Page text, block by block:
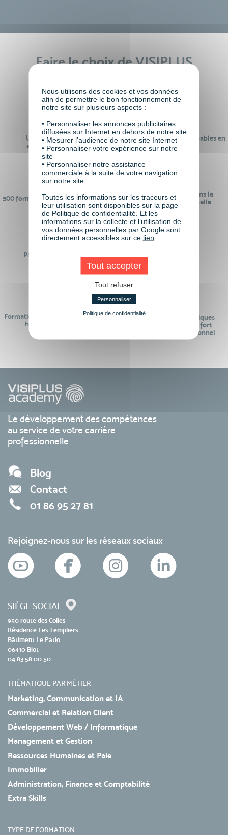
Faire le choix de VISIPLUS
Un réseau de 22 000
anciens participants
100% des formations réalisables en
digital learning
500 formations pour se préparer au
monde de demain
24 ans d'expérience dans la
formation professionnelle
Plus de 50 formations
Des intervenants
Formations réalisables pendant ou
hors temps de travail
Des contenus pédagogiques
« de pointe » et en lien fort
avec le monde professionnel
Le développement des compétences
au service de votre carrière
professionnelle
Blog
Contact
01 86 95 27 81
Rejoignez-nous sur les réseaux sociaux
SIÈGE SOCIAL
950 route des Colles
Résidence Les Templiers
Bâtiment Le Patio
06410 Biot
04 83 58 00 50
THÉMATIQUE PAR MÉTIER
Marketing, Communication et IA
Commercial et Relation Client
Développement Web / Informatique
Management et Gestion
Ressources Humaines et Paie
Immobilier
Administration, Finance et Comptabilité
Extra Skills
TYPE DE FORMATION
Nous utilisons des cookies et vos données
afin de permettre le bon fonctionnement de
notre site sur plusieurs aspects :
• Personnaliser les annonces publicitaires
diffusées sur Internet en dehors de notre site
• Mesurer l’audience de notre site Internet
• Personnaliser votre expérience sur notre
site
• Personnaliser notre assistance
commerciale à la suite de votre navigation
sur notre site
Toutes les informations sur les traceurs et
leur utilisation sont disponibles sur la page
de Politique de confidentialité. Et les
informations sur la collecte et l’utilisation de
vos données personnelles par Google sont
directement accessibles sur ce lien
Tout accepter
Tout refuser
Personnaliser
Politique de confidentialité